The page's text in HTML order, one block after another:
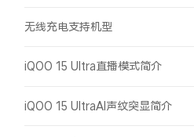
无线充电支持机型
iQOO 15 Ultra直播模式简介
iQOO 15 UltraAI声纹突显简介